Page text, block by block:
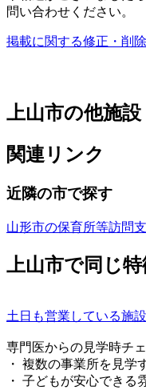
問い合わせください。
掲載に関する修正・削
上山市の他施設
関連リンク
近隣の市で探す
山形市の保育所等訪問
上山市で同じ
土日も営業している施設
専門医からの見学時チ
・ 複数の事業所を見学
・ 子どもが安心できる